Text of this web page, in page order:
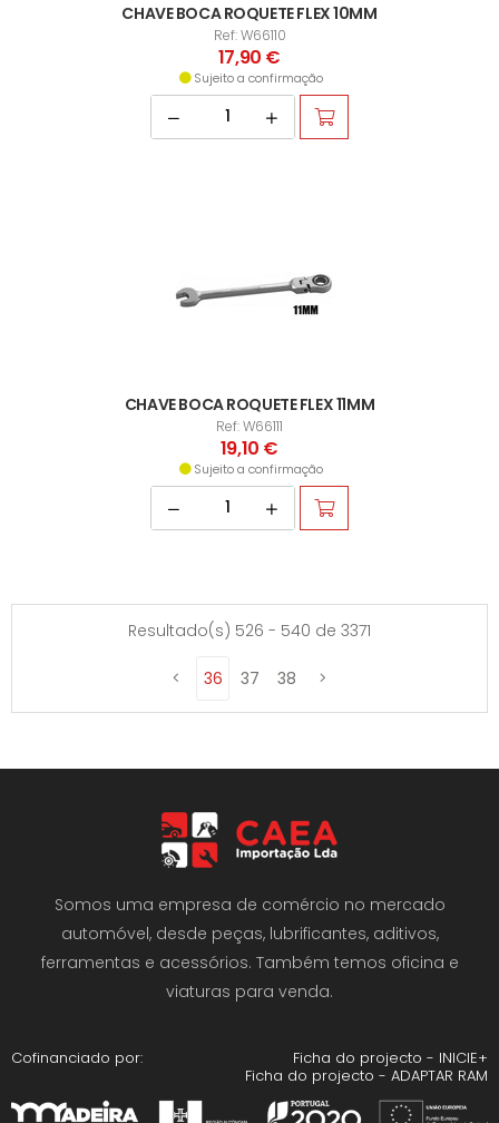
CHAVE BOCA ROQUETE FLEX 10MM
Ref: W66110
17,90 €
Sujeito a confirmação
CHAVE BOCA ROQUETE FLEX 11MM
Ref: W66111
19,10 €
Sujeito a confirmação
Resultado(s) 526 - 540 de 3371
36 37 38
Somos uma empresa de comércio no mercado
automóvel, desde peças, lubrificantes, aditivos,
ferramentas e acessórios. Também temos oficina e
viaturas para venda.
Cofinanciado por:
Ficha do projecto - INICIE+
Ficha do projecto - ADAPTAR RAM